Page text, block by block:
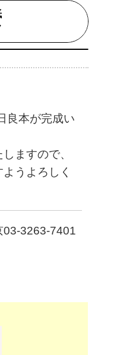
良本が完成い
ますので、
うよろしく
3263-7401